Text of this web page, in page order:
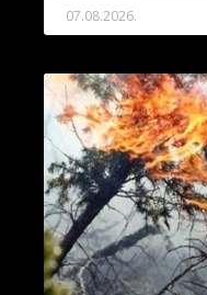
07.08.2026.